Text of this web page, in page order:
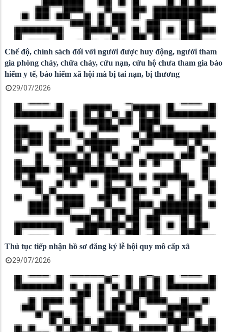
Chế độ, chính sách đối với người được huy động, người tham
gia phòng cháy, chữa cháy, cứu nạn, cứu hộ chưa tham gia bảo
hiểm y tế, bảo hiểm xã hội mà bị tai nạn, bị thương
29/07/2026
Thủ tục tiếp nhận hồ sơ đăng ký lễ hội quy mô cấp xã
29/07/2026